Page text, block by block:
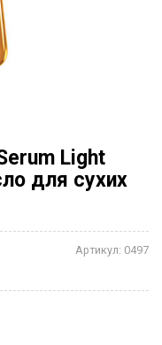
Light
для сухих
Артикул: 0497